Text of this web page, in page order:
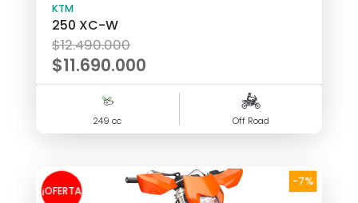
KTM
250 XC-W
$12.490.000El
precio
original
$12.490.000.
$11.690.000
El
precio
actual
$11.690.000.
249 cc Off Road
-7%
¡OFERTA